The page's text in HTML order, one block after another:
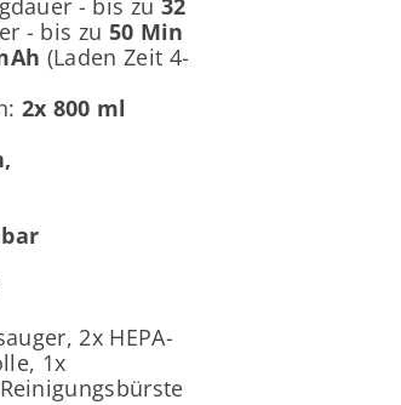
- bis zu 32
- bis zu 50 Min
(Laden Zeit 4-
2x 800 ml
2x HEPA-
1x